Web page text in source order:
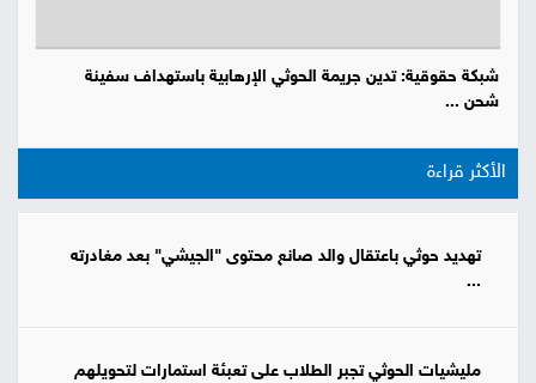
شبكة حقوقية: تدين جريمة الحوثي الإرهابية باستهداف سفينة
شحن ...
الأكثر قراءة
تهديد حوثي باعتقال والد صانع محتوى "الجيشي" بعد مغادرته
...
مليشيات الحوثي تجبر الطلاب على تعبئة استمارات لتحويلهم